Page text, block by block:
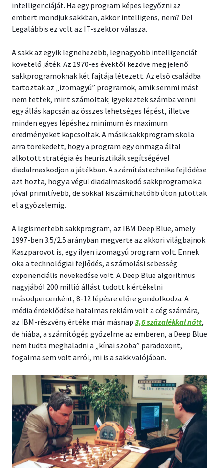
intelligenciáját. Ha egy program képes legyőzni az
embert mondjuk sakkban, akkor intelligens, nem? De!
Legalábbis ez volt az IT-szektor válasza.
A sakk az egyik legnehezebb, legnagyobb intelligenciát
követelő játék. Az 1970-es évektől kezdve megjelenő
sakkprogramoknak két fajtája létezett. Az első családba
tartoztak az „izomagyú” programok, amik semmi mást
nem tettek, mint számoltak; igyekeztek számba venni
egy állás kapcsán az összes lehetséges lépést, illetve
minden egyes lépéshez minimum és maximum
eredményeket kapcsoltak. A másik sakkprogramiskola
arra törekedett, hogy a program egy önmaga által
alkotott stratégia és heurisztikák segítségével
diadalmaskodjon a játékban. A számítástechnika fejlődése
azt hozta, hogy a végül diadalmaskodó sakkprogramok a
jóval primitívebb, de sokkal kiszámíthatóbb úton jutottak
el a győzelemig.
A legismertebb sakkprogram, az IBM Deep Blue, amely
1997-ben 3.5/2.5 arányban megverte az akkori világbajnok
Kaszparovot is, egy ilyen izomagyú program volt. Ennek
oka a technológiai fejlődés, a számolási sebesség
exponenciális növekedése volt. A Deep Blue algoritmus
nagyjából 200 millió állást tudott kiértékelni
másodpercenként, 8-12 lépésre előre gondolkodva. A
média érdeklődése hatalmas reklám volt a cég számára,
az IBM-részvény értéke már másnap 3,6 százalékkal nőtt,
de hiába, a számítógép győzelme az emberen, a Deep Blue
nem tudta meghaladni a „kínai szoba” paradoxont,
fogalma sem volt arról, mi is a sakk valójában.